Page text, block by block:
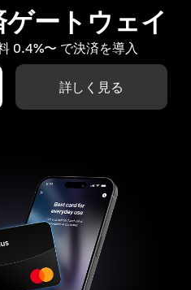
ートウェイ
0.4%〜 で決済を導入
詳しく見る